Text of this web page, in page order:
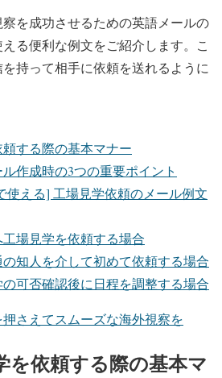
を成功させるための英語メールの
る便利な例文をご紹介します。こ
持って相手に依頼を送れるように
する際の基本マナー
作成時の3つの重要ポイント
使える] 工場見学依頼のメール例文
工場見学を依頼する場合
の知人を介して初めて依頼する場合
の可否確認後に日程を調整する場合
さえてスムーズな海外視察を
を依頼する際の基本マ